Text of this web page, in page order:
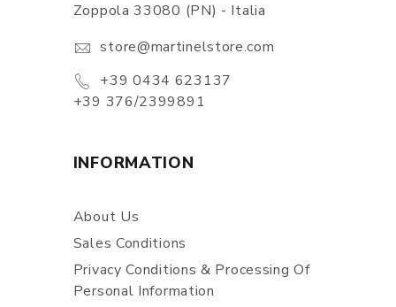
Zoppola 33080 (PN) - Italia
store@martinelstore.com
+39 0434 623137
+39 376/2399891
INFORMATION
About Us
Sales Conditions
Privacy Conditions & Processing Of
Personal Information